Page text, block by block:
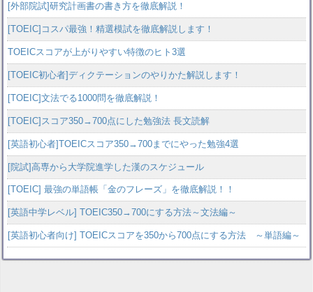
[外部院試]研究計画書の書き方を徹底解説！
[TOEIC]コスパ最強！精選模試を徹底解説します！
TOEICスコアが上がりやすい特徴のヒト3選
[TOEIC初心者]ディクテーションのやりかた解説します！
[TOEIC]文法でる1000問を徹底解説！
[TOEIC]スコア350→700点にした勉強法 長文読解
[英語初心者]TOEICスコア350→700までにやった勉強4選
[院試]高専から大学院進学した漢のスケジュール
[TOEIC] 最強の単語帳「金のフレーズ」を徹底解説！！
[英語中学レベル] TOEIC350→700にする方法～文法編～
[英語初心者向け] TOEICスコアを350から700点にする方法 ～単語編～